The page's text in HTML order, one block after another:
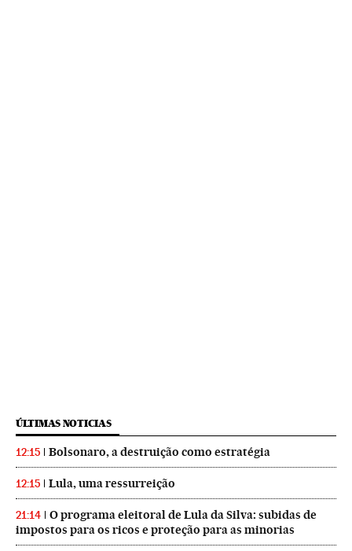
ÚLTIMAS NOTICIAS
12:15 Bolsonaro, a destruição como estratégia
12:15 Lula, uma ressurreição
21:14
O programa eleitoral de Lula da Silva: subidas de
impostos para os ricos e proteção para as minorias